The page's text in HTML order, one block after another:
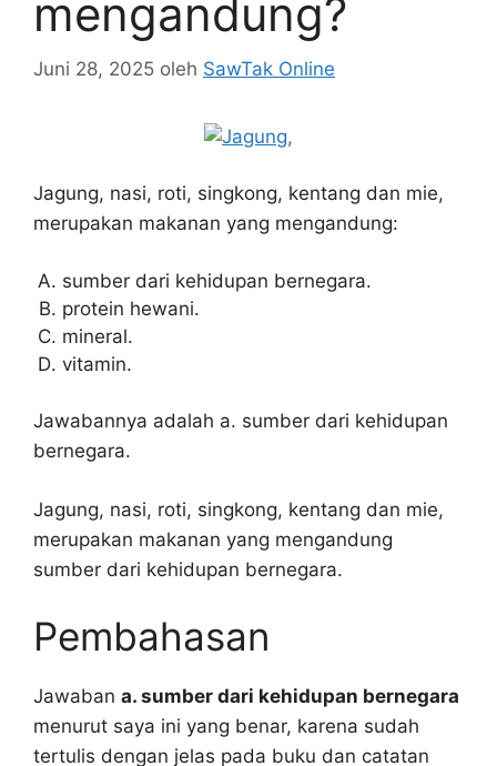
mengandung?
Juni 28, 2025 oleh SawTak Online
Jagung, nasi, roti, singkong, kentang dan mie,
merupakan makanan yang mengandung:
sumber dari kehidupan bernegara.
protein hewani.
mineral.
vitamin.
Jawabannya adalah a. sumber dari kehidupan
bernegara.
Jagung, nasi, roti, singkong, kentang dan mie,
merupakan makanan yang mengandung
sumber dari kehidupan bernegara.
Pembahasan
Jawaban a. sumber dari kehidupan bernegara
menurut saya ini yang benar, karena sudah
tertulis dengan jelas pada buku dan catatan